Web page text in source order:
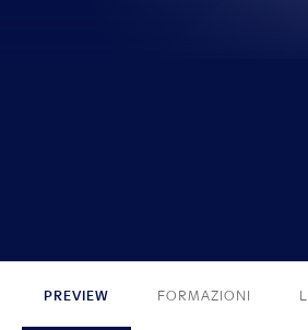
PREVIEW FORMAZIONI